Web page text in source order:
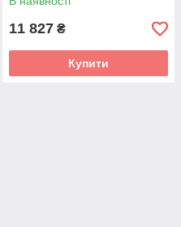
11 827 ₴
Купити